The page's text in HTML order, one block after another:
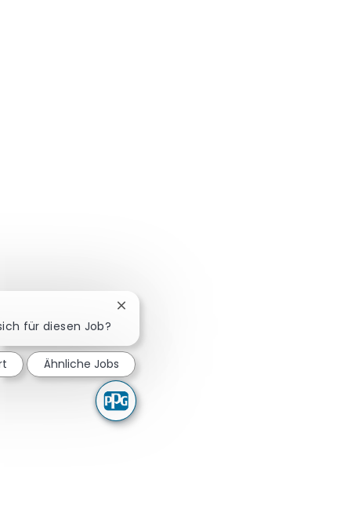
für diesen Job?
Chatbot-Benachrichtigung schließen
Ähnliche Jobs